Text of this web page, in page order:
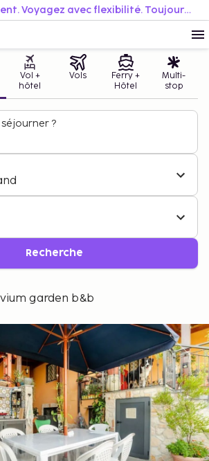
Réservez facilement. Voyagez avec flexibilité. Toujours au meilleur prix.
Vol +
hôtel
Vols
Ferry +
Hôtel
Multi-
stop
?
Recherche
garden b&b